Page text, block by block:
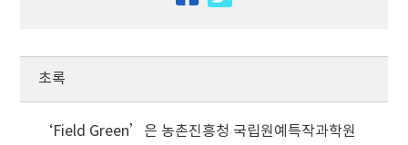
초록
‘Field Green’은 농촌진흥청 국립원예특작과학원